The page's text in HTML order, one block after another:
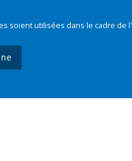
soient utilisées dans le cadre de